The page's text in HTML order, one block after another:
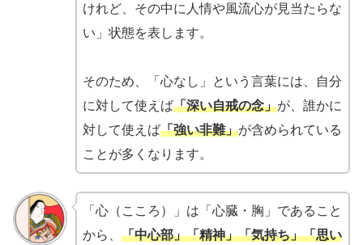
けれど、その中に人情や風流心が見当たらな
い」状態を表します。
そのため、「心なし」という言葉には、自分
に対して使えば「深い自戒の念」が、誰かに
対して使えば「強い非難」が含められている
ことが多くなります。
「心（こころ）」は「心臓・胸」であること
から、 「中心部」「精神」「気持ち」「思い